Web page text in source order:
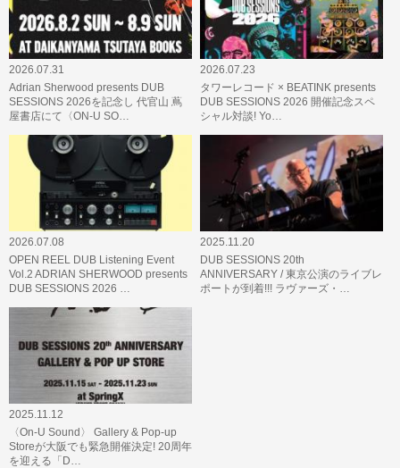
2026.07.31
Adrian Sherwood presents DUB
SESSIONS 2026を記念し 代官山 蔦
屋書店にて〈ON-U SO…
2026.07.23
タワーレコード × BEATINK presents
DUB SESSIONS 2026 開催記念スペ
シャル対談! Yo…
2026.07.08
OPEN REEL DUB Listening Event
Vol.2 ADRIAN SHERWOOD presents
DUB SESSIONS 2026 …
2025.11.20
DUB SESSIONS 20th
ANNIVERSARY / 東京公演のライブレ
ポートが到着!!! ラヴァーズ・…
2025.11.12
〈On-U Sound〉 Gallery & Pop-up
Storeが大阪でも緊急開催決定! 20周年
を迎える「D…